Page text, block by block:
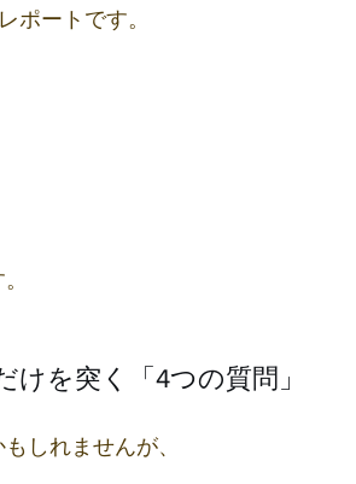
ポートです。
を突く「4つの質問」
しれませんが、